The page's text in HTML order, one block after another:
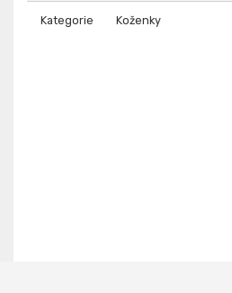
Kategorie Koženky